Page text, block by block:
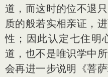
道，而这时的位不退
质的般若实相亲证，
性；因此认定七住明
道，也不是唯识学中
会再进一步说明《菩